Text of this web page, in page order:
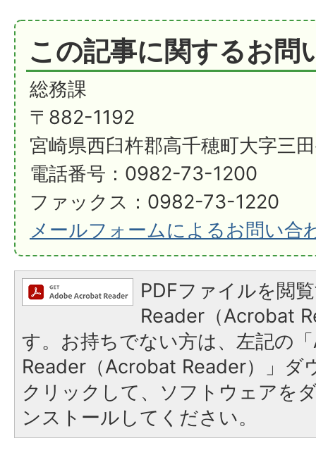
この記事に関するお問
総務課
〒882-1192
宮崎県西臼杵郡高千穂町大字三
電話番号：0982-73-1200
ファックス：0982-73-1220
メールフォームによるお問い合
PDFファイルを閲
Reader（Acrobat
す。お持ちでない方は、左記の
Reader（Acrobat Reader）」ダ
クリックして、ソフトウェアを
ンストールしてください。